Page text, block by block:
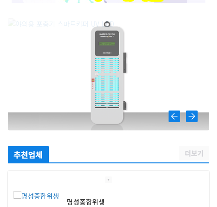
추천업체 더보기
명성종합위생